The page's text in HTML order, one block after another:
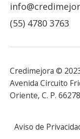
(55) 4780 3763
Credimejora ©
Avenida Circuito
Oriente, C. P.
Aviso de